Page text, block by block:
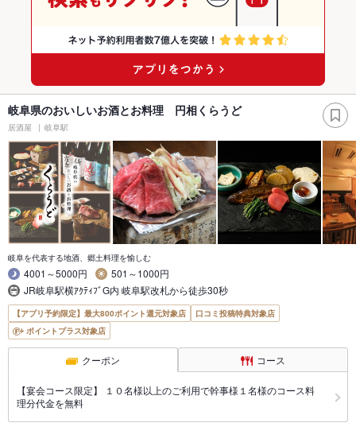
岐阜県のおいしいお酒とお料理 円相くらうど
居酒屋 岐阜駅
岐阜を代表する地酒、郷土料理を愉しむ
4001～5000円
501～1000円
JR岐阜駅横ｱｸﾃｨﾌﾞG内 岐阜駅改札から徒歩30秒
【アプリ予約限定】最大800ポイント還元対象店
口コミ投稿特典対象店
ポイントプラス対象店
クーポン コース
【宴会コース限定】 １０名様以上のご利用で幹事様１名様のコース料
理分代金を無料